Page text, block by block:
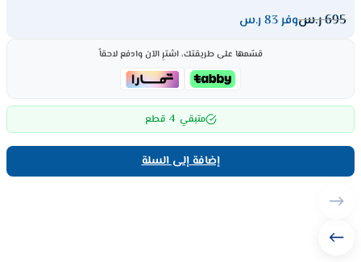
695ر.سوفر 83 ر.س
قسّمها على طريقتك، اشترِ الآن وادفع لاحقاً
متبقي 4 قطع
إضافة إلى السلة